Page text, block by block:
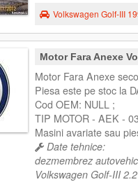
Volkswagen Golf-III
Motor Fara Anexe
Motor Fara Anexe
Piesa este pe stoc la
Cod OEM: NULL ;
TIP MOTOR - AEK -
Masini avariate sau
Date tehnice:
dezmembrez
Volkswagen Golf-III